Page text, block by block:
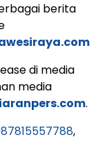
berita
di media
media
.
,